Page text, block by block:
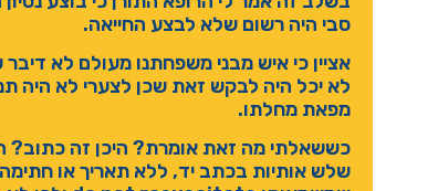
סבי היה רשום שלא לבצע החייאה.
אציין כי איש מבני משפחתנו מעולם לא
לא יכל היה לבקש זאת שכן לצערי לא היה
מפאת מחלתו.
כששאלתי מה זאת אומרת? היכן זה כתוב?